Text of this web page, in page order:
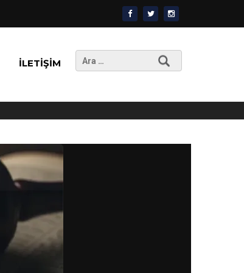
İLETIŞIM
Arama: